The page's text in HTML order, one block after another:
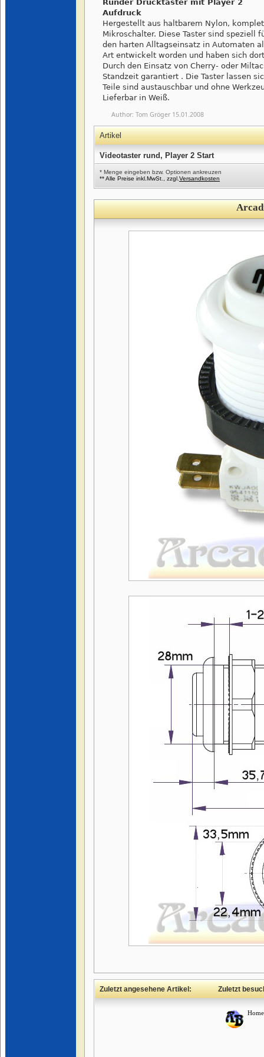
Runder Drucktaster mit Player 2
Aufdruck
Hergestellt aus haltbarem Nylon,
Mikroschalter. Diese Taster sind speziell
den harten Alltagseinsatz in Automaten
Art entwickelt worden und haben sich
Durch den Einsatz von Cherry- oder
Standzeit garantiert . Die Taster lassen
Teile sind austauschbar und ohne
Lieferbar in Weiß.
Author: Tom Gröger 15.01.2008
Artikel
Videotaster rund, Player 2 Start
* Menge eingeben bzw. Optionen ankreuzen
** Alle Preise inkl.MwSt., zzgl. Versandkosten
Zuletzt angesehene Artikel: Zuletzt
Home